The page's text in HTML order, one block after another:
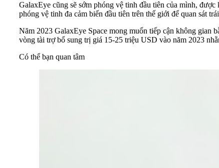
GalaxEye cũng sẽ sớm phóng vệ tinh đầu tiên của mình,
phóng vệ tinh đa cảm biến đầu tiên trên thế giới để quan sát
Năm 2023 GalaxEye Space mong muốn tiếp cận không gian
vòng tài trợ bổ sung trị giá 15-25 triệu USD vào năm 2023
Có thể bạn quan tâm